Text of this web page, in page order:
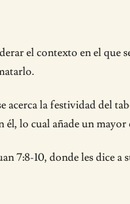
el contexto en el que
acerca la festividad del
lo cual añade un
7:8-10, donde les dice